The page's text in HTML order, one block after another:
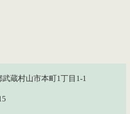
蔵村山市本町1丁目1-1